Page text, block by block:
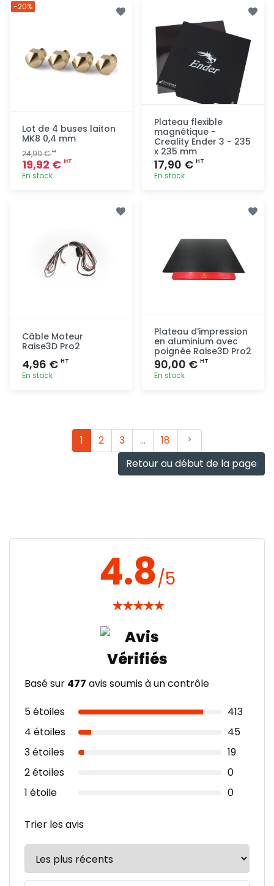
Lot de 4 buses laiton
MK8 0,4 mm
24,90 €HT
19,92 € HT
En stock
-20%
Plateau flexible
magnétique -
Creality Ender 3 - 235
x 235 mm
17,90 € HT
En stock
Câble Moteur
Raise3D Pro2
4,96 € HT
En stock
Plateau d'impression
en aluminium avec
poignée Raise3D Pro2
90,00 € HT
En stock
1 2 3 … 18
Suivant
Retour au début de la page
4.8/5
★★★★★
Basé sur 477 avis soumis à un contrôle
5 étoiles
413
4 étoiles
45
3 étoiles
19
2 étoiles
0
1 étoile
0
Trier les avis